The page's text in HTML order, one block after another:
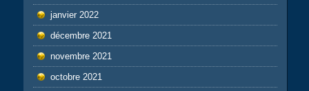
janvier 2022
décembre 2021
novembre 2021
octobre 2021